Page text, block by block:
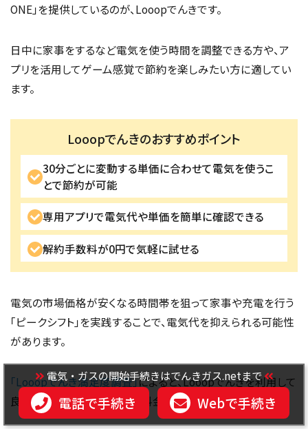
ONE」を提供しているのが、Looopでんきです。
日中に家事をするなど電気を使う時間を調整できる方や、ア
プリを活用してゲーム感覚で節約を楽しみたい方に適してい
ます。
Looopでんきのおすすめポイント
30分ごとに変動する単価に合わせて電気を使うこ
とで節約が可能
専用アプリで電気代や単価を簡単に確認できる
解約手数料が0円で気軽に試せる
電気の市場価格が安くなる時間帯を狙って家事や充電を行う
「ピークシフト」を実践することで、電気代を抑えられる可能性
があります。
「Looopでんき満足度調査」によると、Looopでんきを利用して
良かったところNo.1は「電気料金の安さ」と回答しています。
電気・ガスの開始手続きはでんきガス.netまで
電話で手続き Webで手続き